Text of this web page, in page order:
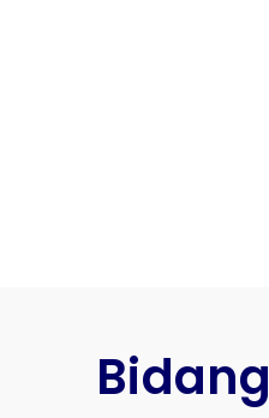
Bidang